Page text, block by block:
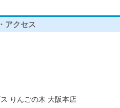
アクセス
りんごの木 大阪本店